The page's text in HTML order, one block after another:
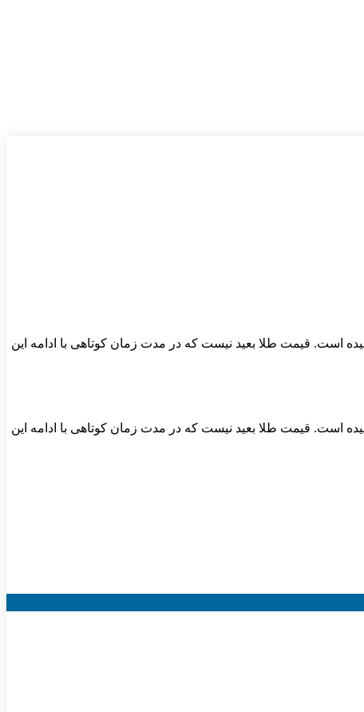
به روند صعودی خود ادامه داد و در این لحظه به بازار به قیمت ۵ میلیون و ۷۴۳ هزار تومان رسیده است. قیمت طلا بعید نیست که در مدت زمان کوتاهی با ادامه این
به روند صعودی خود ادامه داد و در این لحظه به بازار به قیمت ۵ میلیون و ۷۴۳ هزار تومان رسیده است. قیمت طلا بعید نیست که در مدت زمان کوتاهی با ادامه این